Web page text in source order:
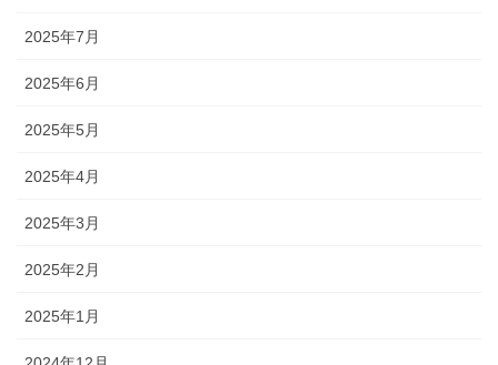
2025年7月
2025年6月
2025年5月
2025年4月
2025年3月
2025年2月
2025年1月